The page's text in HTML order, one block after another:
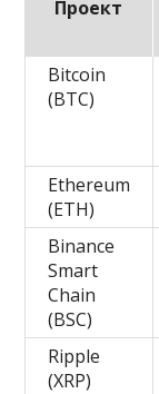
Проект
Bitcoin
(BTC)
Ethereum
(ETH)
Binance
Smart
Chain
(BSC)
Ripple
(XRP)